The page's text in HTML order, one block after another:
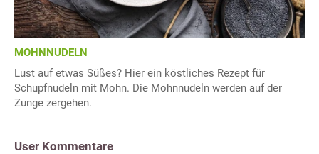
MOHNNUDELN
Lust auf etwas Süßes? Hier ein köstliches Rezept für
Schupfnudeln mit Mohn. Die Mohnnudeln werden auf der
Zunge zergehen.
User Kommentare